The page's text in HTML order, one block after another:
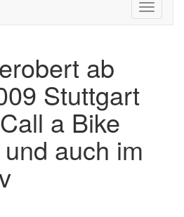
Toggle
ab
Stuttgart
a Bike
auch im